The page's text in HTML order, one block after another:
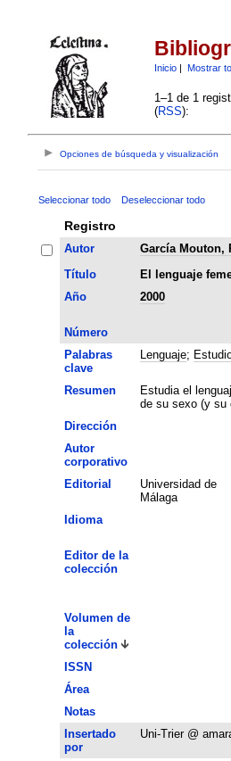
Inicio| Mostrar
1–1 de 1
(RSS):
Opciones de búsqueda y visualización
Seleccionar todo Deseleccionar todo
Registro
Autor
García Mouton,
Título
El lenguaje
Año
2000
Número
Palabras
clave
Lenguaje;
Resumen
Estudia el
de su sexo (y su
Dirección
Autor
corporativo
Editorial
Universidad de
Málaga
Idioma
Editor de la
colección
Volumen de
la
colección
ISSN
Área
Notas
Insertado
por
Uni-Trier @